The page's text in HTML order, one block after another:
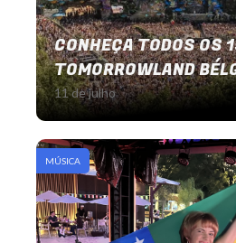
CONHEÇA TODOS OS
TOMORROWLAND
11 de julho
MÚSICA